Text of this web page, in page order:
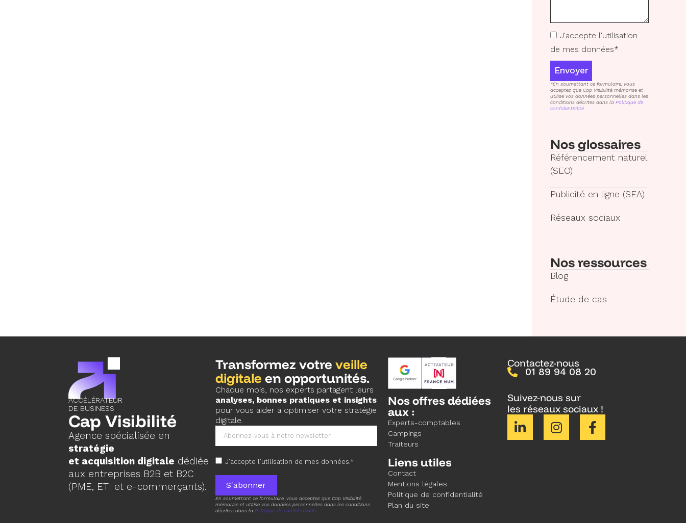
J'accepte l'utilisation
de mes données*
Envoyer
*En soumettant ce formulaire, vous
acceptez que Cap Visibilité mémorise et
utilise vos données personnelles dans les
conditions décrites dans la Politique de
confidentialité.
Nos glossaires
Référencement naturel
(SEO)
Publicité en ligne (SEA)
Réseaux sociaux
Nos ressources
Blog
Étude de cas
ACCÉLÉRATEUR
DE BUSINESS
Cap Visibilité
Agence spécialisée en
stratégie
et acquisition digitale dédiée
aux entreprises B2B et B2C
(PME, ETI et e-commerçants).
Transformez votreveille
digitale en opportunités.
Chaque mois, nos experts partagent leurs
analyses, bonnes pratiques et insights
pour vous aider à optimiser votre stratégie
digitale.
J'accepte l'utilisation de mes données.*
S'abonner
En soumettant ce formulaire, vous acceptez que Cap Visibilité
mémorise et utilise vos données personnelles dans les conditions
décrites dans laPolitique de confidentialité
Nos offres dédiées
aux :
Experts-comptables
Campings
Traiteurs
Liens utiles
Contact
Mentions légales
Politique de confidentialité
Plan du site
Contactez-nous
01 89 94 08 20
Suivez-nous sur
les réseaux sociaux !